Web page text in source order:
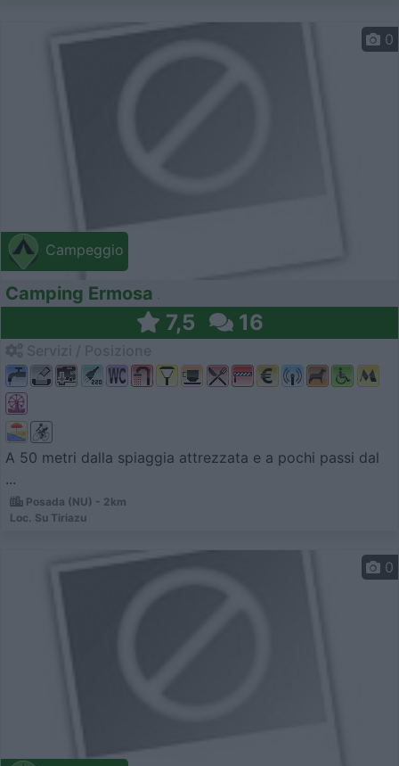
Campeggio
0
Camping Ermosa
7,5 16
A 50 metri dalla spiaggia attrezzata e a pochi passi dal
...
Posada (NU) - 2km
Loc. Su Tiriazu
0